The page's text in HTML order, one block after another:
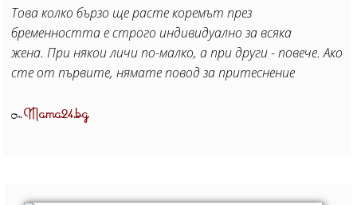
Това колко бързо ще расте коремът през
бременността е строго индивидуално за всяка
жена. При някои личи по-малко, а при други - повече. Ако
сте от първите, нямате повод за притеснение
ОтMama24.bg